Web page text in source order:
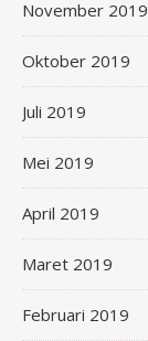
November 2019
Oktober 2019
Juli 2019
Mei 2019
April 2019
Maret 2019
Februari 2019